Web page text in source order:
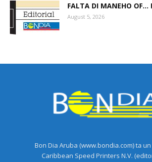
FALTA DI MANEHO OF…
August 5, 2026
Bon Dia Aruba (www.bondia.com) ta
Caribbean Speed Printers N.V.